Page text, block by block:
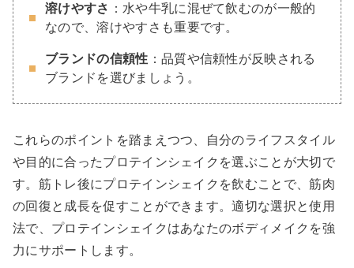
溶けやすさ ：水や牛乳に混ぜて飲むのが一般的
なので、溶けやすさも重要です。
ブランドの信頼性 ：品質や信頼性が反映される
ブランドを選びましょう。
これらのポイントを踏まえつつ、自分のライフスタイル
や目的に合ったプロテインシェイクを選ぶことが大切で
す。筋トレ後にプロテインシェイクを飲むことで、筋肉
の回復と成長を促すことができます。適切な選択と使用
法で、プロテインシェイクはあなたのボディメイクを強
力にサポートします。